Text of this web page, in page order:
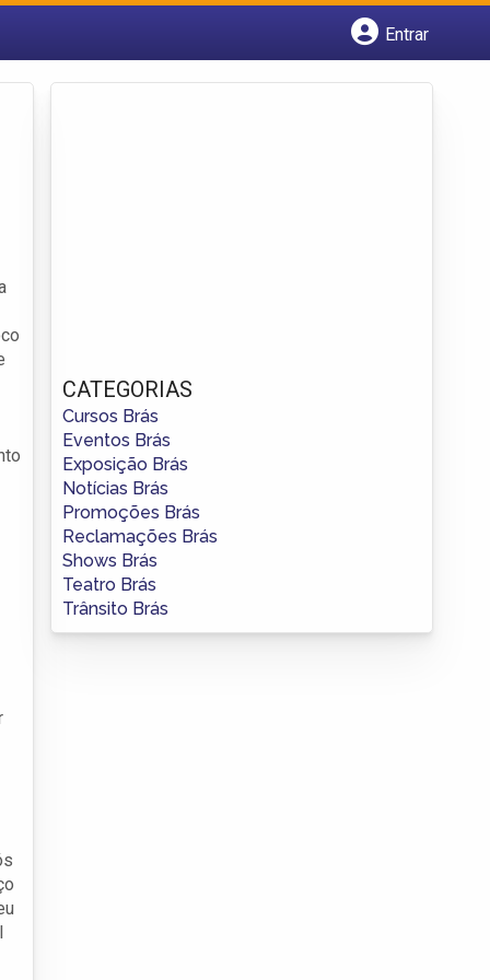
Entrar
CATEGORIAS
Cursos Brás
Eventos Brás
Exposição Brás
Notícias Brás
Promoções Brás
Reclamações Brás
Shows Brás
Teatro Brás
Trânsito Brás